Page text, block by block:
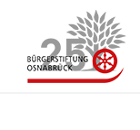
springen